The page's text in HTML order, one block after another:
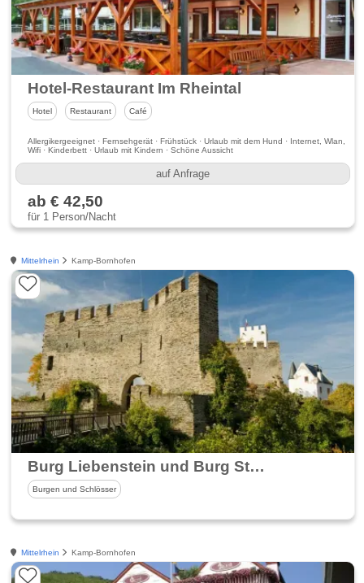
Hotel-Restaurant Im Rheintal
Hotel Restaurant Café
Allergikergeeignet · Fernsehgerät · Frühstück · Urlaub mit dem Hund · Internet, Wlan,
Wifi · Kinderbett · Urlaub mit Kindern · Schöne Aussicht
auf Anfrage
ab € 42,50
für 1 Person/Nacht
Mittelrhein Kamp-Bornhofen
Burg Liebenstein und Burg Sterrenberg
Burgen und Schlösser
Mittelrhein Kamp-Bornhofen